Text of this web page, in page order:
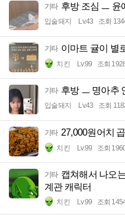
기타 후방 조심 ㅡ 윤
입술돼지 Lv.43 조회
기타 이마트 귤이 별
치킨 Lv.99 조회
기타 후방 ㅡ 명아추
입술돼지 Lv.43 조회
기타 27,000원어치
치킨 Lv.99 조회
기타 캡쳐해서 나오
계관 캐릭터
치킨 Lv.99 조회